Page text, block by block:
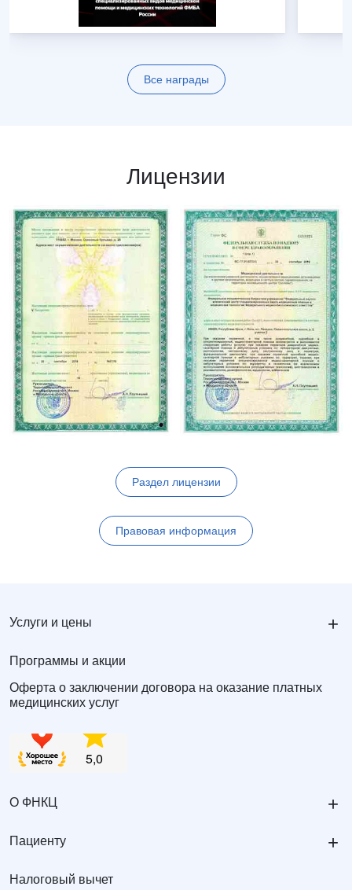
Все награды
Лицензии
Раздел лицензии
Правовая информация
Услуги и цены +
Программы и акции
Оферта о заключении договора на оказание платных
медицинских услуг
О ФНКЦ +
Пациенту +
Налоговый вычет